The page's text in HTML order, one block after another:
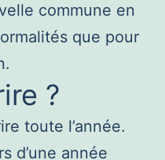
commune en
que pour
?
toute l’année.
d’une année